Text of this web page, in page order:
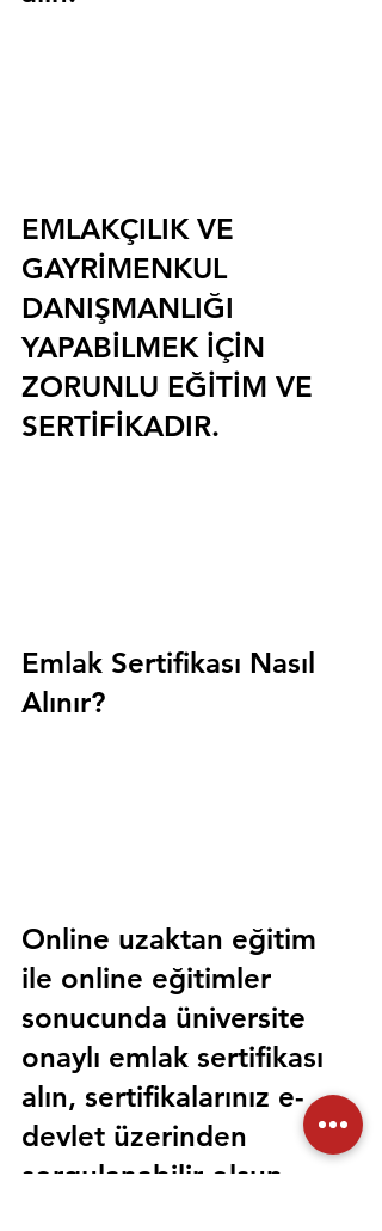
EMLAKÇILIK VE
GAYRİMENKUL
DANIŞMANLIĞI
YAPABİLMEK İÇİN
ZORUNLU EĞİTİM VE
SERTİFİKADIR.
Emlak Sertifikası Nasıl
Alınır?
Online uzaktan eğitim
ile online eğitimler
sonucunda üniversite
onaylı emlak sertifikası
alın, sertifikalarınız e-
devlet üzerinden
sorgulanabilir olsun.